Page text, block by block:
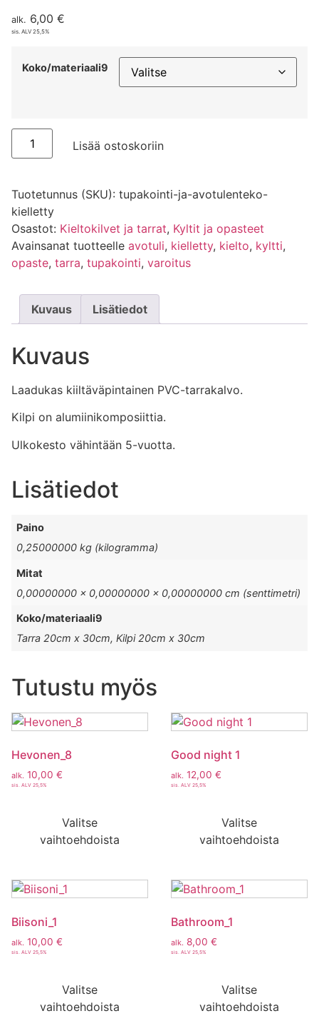
alk. 6,00 €
sis. ALV 25,5%
Koko/materiaali9
Lisää ostoskoriin
Tuotetunnus (SKU): tupakointi-ja-avotulenteko-
kielletty
Osastot: Kieltokilvet ja tarrat, Kyltit ja opasteet
Avainsanat tuotteelle avotuli, kielletty, kielto, kyltti,
opaste, tarra, tupakointi, varoitus
Kuvaus Lisätiedot
Kuvaus
Laadukas kiiltäväpintainen PVC-tarrakalvo.
Kilpi on alumiinikomposiittia.
Ulkokesto vähintään 5-vuotta.
Lisätiedot
Paino
0,25000000 kg (kilogramma)
Mitat
0,00000000 × 0,00000000 × 0,00000000 cm (senttimetri)
Koko/materiaali9
Tarra 20cm x 30cm, Kilpi 20cm x 30cm
Tutustu myös
Hevonen_8
alk. 10,00 €
sis. ALV 25,5%
Valitse
vaihtoehdoista
Good night 1
alk. 12,00 €
sis. ALV 25,5%
Valitse
vaihtoehdoista
Biisoni_1
alk. 10,00 €
sis. ALV 25,5%
Valitse
vaihtoehdoista
Bathroom_1
alk. 8,00 €
sis. ALV 25,5%
Valitse
vaihtoehdoista